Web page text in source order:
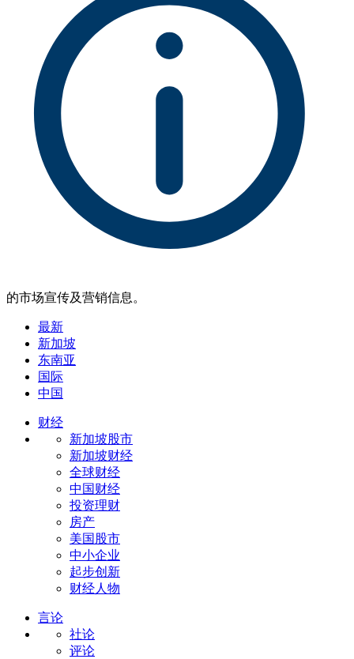
的市场宣传及营销信息。
最新
新加坡
东南亚
国际
中国
财经
新加坡股市
新加坡财经
全球财经
中国财经
投资理财
房产
美国股市
中小企业
起步创新
财经人物
言论
社论
评论